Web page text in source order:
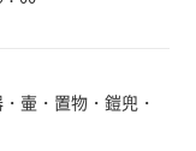
壷・置物・鎧兜・